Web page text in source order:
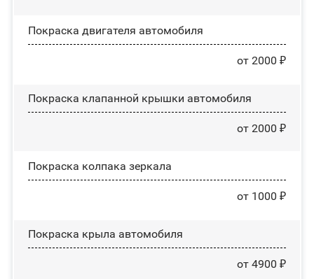
Покраска двигателя автомобиля
от 2000 ₽
Покраска клапанной крышки автомобиля
от 2000 ₽
Покраска колпака зеркала
от 1000 ₽
Покраска крыла автомобиля
от 4900 ₽